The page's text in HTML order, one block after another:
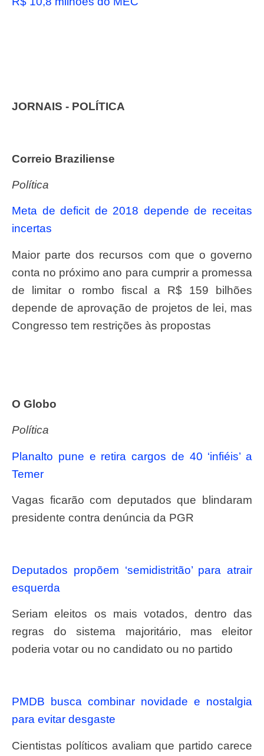
JORNAIS -­ POLÍTICA
Correio Braziliense
Política
Meta de deficit de 2018 depende de receitas
incertas
Maior parte dos recursos com que o governo
conta no próximo ano para cumprir a promessa
de limitar o rombo fiscal a R$ 159 bilhões
depende de aprovação de projetos de lei, mas
Congresso tem restrições às propostas
O Globo
Política
Planalto pune e retira cargos de 40 ‘infiéis’ a
Temer
Vagas ficarão com deputados que blindaram
presidente contra denúncia da PGR
Deputados propõem ‘semidistritão’ para atrair
esquerda
Seriam eleitos os mais votados, dentro das
regras do sistema majoritário, mas eleitor
poderia votar ou no candidato ou no partido
PMDB busca combinar novidade e nostalgia
para evitar desgaste
Cientistas políticos avaliam que partido carece